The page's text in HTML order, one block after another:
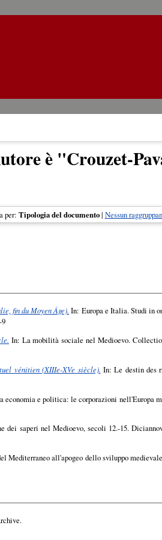
è "Crouzet-
per: Tipologia del documento| Nessun
fin du Moyen Âge). In: Europa e Italia. Studi in
In: La mobilità sociale nel Medioevo.
vénitien (XIIIe-XVe siècle). In: Le destin des
economia e politica: le corporazioni nell'Europa
dei saperi nel Medioevo, secoli 12.-15.
Mediterraneo all'apogeo dello sviluppo